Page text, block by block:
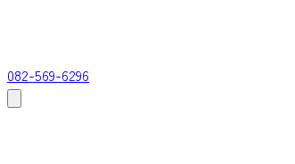
082-569-6296